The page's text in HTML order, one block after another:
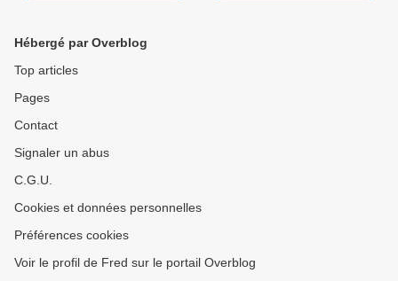
Hébergé par Overblog
Top articles
Pages
Contact
Signaler un abus
C.G.U.
Cookies et données personnelles
Préférences cookies
Voir le profil de Fred sur le portail Overblog